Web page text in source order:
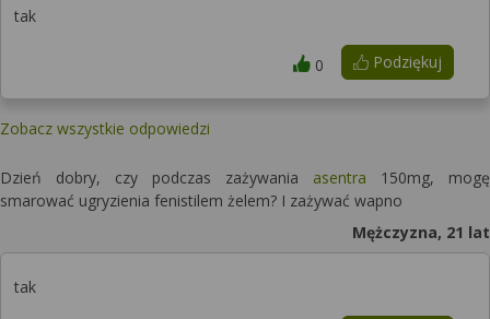
tak
Podziękuj
0
Zobacz wszystkie odpowiedzi
Dzień dobry, czy podczas zażywania asentra 150mg, mogę
smarować ugryzienia fenistilem żelem? I zażywać wapno
Mężczyzna, 21 lat
tak